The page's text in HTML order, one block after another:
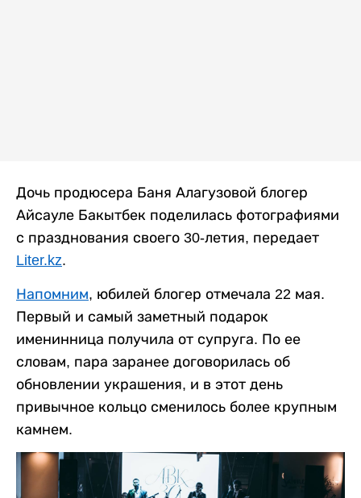
Дочь продюсера Баня Алагузовой блогер
Айсауле Бакытбек поделилась фотографиями
с празднования своего 30-летия, передает
Liter.kz.
Напомним, юбилей блогер отмечала 22 мая.
Первый и самый заметный подарок
именинница получила от супруга. По ее
словам, пара заранее договорилась об
обновлении украшения, и в этот день
привычное кольцо сменилось более крупным
камнем.